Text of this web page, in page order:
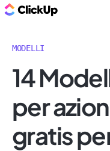
MODELLI
14
per
gratis